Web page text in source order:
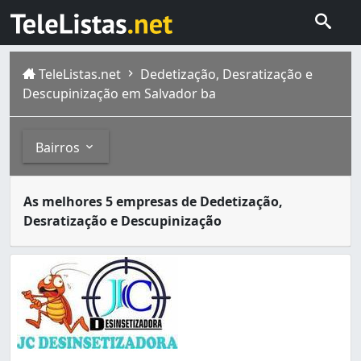
TeleListas.net
Dedetização, Desratização e
Descupinização em Salvador ba
Bairros
Acupe de Brotas (8)
Baixa de Quintas (2)
Barra (1)
Barreiras (5)
Boca do Rio (3)
Bonfim (2)
Brotas (12)
As melhores 5 empresas de Dedetização,
Desratização e Descupinização
Salvador , capital do estado da Bahia , foi também a